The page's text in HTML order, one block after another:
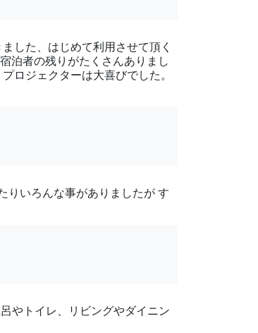
した、はじめて利用させて頂く
泊者の残りがたくさんありまし
ロジェクターは大喜びでした。
りいろんな事がありましたが す
やトイレ、リビングやダイニン